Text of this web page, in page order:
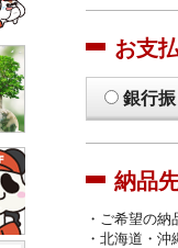
お支
銀行
納品
・ご希望の納
・北海道・